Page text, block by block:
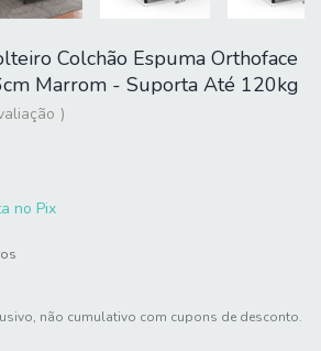
Colchão Espuma Orthoface
Marrom - Suporta Até 120kg
no Pix
não cumulativo com cupons de desconto.